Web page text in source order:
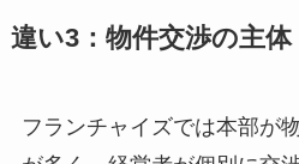
違い3：物件交渉の主体
フランチャイズでは本部が